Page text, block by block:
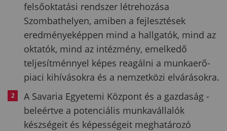
felsőoktatási rendszer létrehozása
Szombathelyen, amiben a fejlesztések
eredményeképpen mind a hallgatók, mind az
oktatók, mind az intézmény, emelkedő
teljesítménnyel képes reagálni a munkaerő-
piaci kihívásokra és a nemzetközi elvárásokra.
A Savaria Egyetemi Központ és a gazdaság -
beleértve a potenciális munkavállalók
készségeit és képességeit meghatározó